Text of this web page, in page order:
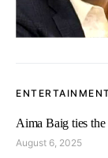
Aima Baig ties
August 6, 2025